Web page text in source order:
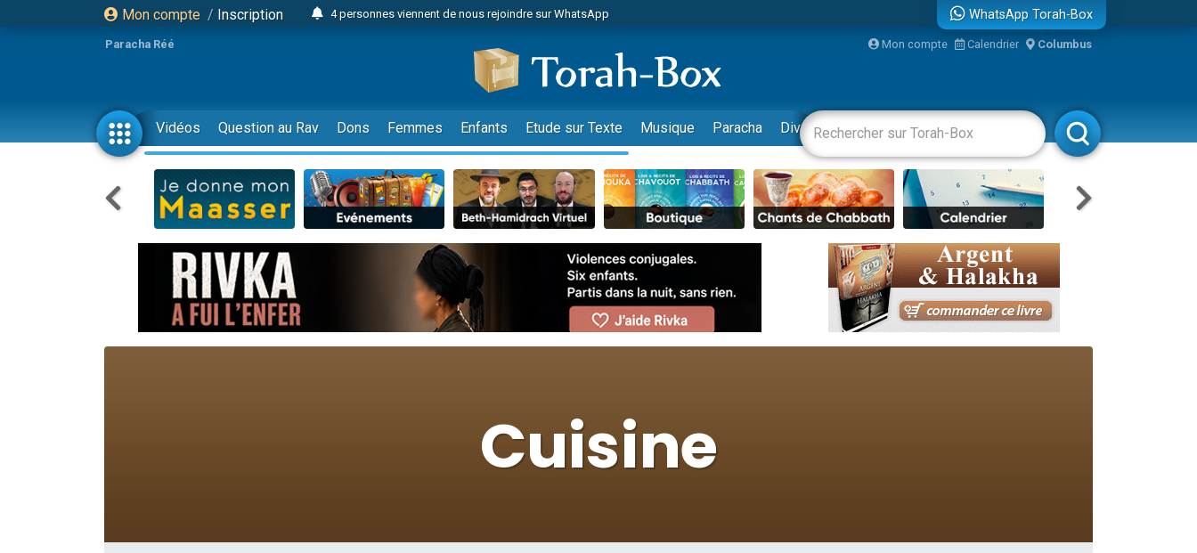
Mon compte / Inscription
4 personnes viennent de nous rejoindre sur WhatsApp
Odaya vient de donner son Maasser
3 personnes viennent de faire un don pour 5 jours de vacances aux Orphelins
3 personnes viennent de faire un don pour Diane, 80 ans, dans un appartement insalubre
13 personnes viennent de demander une bénédiction
2 personnes viennent de nous rejoindre sur WhatsApp
30 personnes viennent de faire un don pour Sauvez la jambe de Yohan
Il reste 49 places pour étudier en groupe sur Zoom
12 nouvelles musiques dans Torah-Box Music
3 personnes viennent de nous rejoindre sur WhatsApp
2 personnes viennent de nous rejoindre sur WhatsApp
3 personnes viennent de nous rejoindre sur WhatsApp
61 personnes viennent de demander une bénédiction
Ariel vient de donner son Maasser
WhatsApp Torah-Box
Paracha Réé Mon compte Calendrier Columbus
Vidéos Question au Rav Dons Femmes Enfants Etude sur Texte Musique Paracha Divertissements Livres Rabbanim